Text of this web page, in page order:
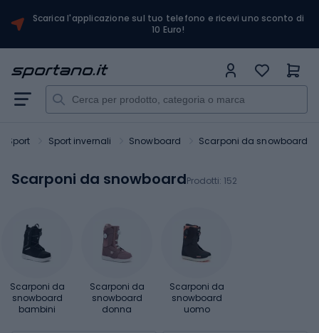
Scarica l'applicazione sul tuo telefono e ricevi uno sconto di
10 Euro!
Sport Sport invernali Snowboard Scarponi da snowboard
Scarponi da snowboardProdotti: 152
Scarponi da
snowboard
bambini
Scarponi da
snowboard
donna
Scarponi da
snowboard
uomo